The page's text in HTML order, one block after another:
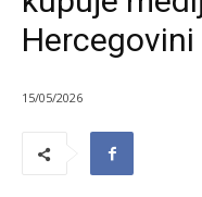
15/05/2026